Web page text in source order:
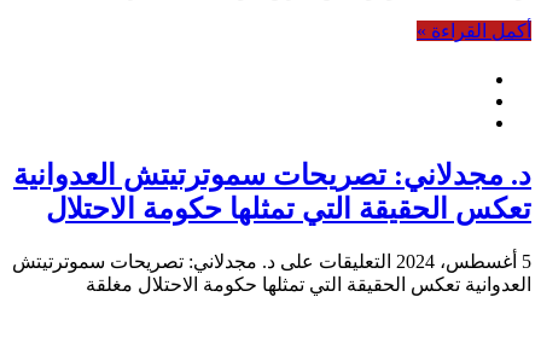
أكمل القراءة »
د. مجدلاني: تصريحات سموترتيتش العدوانية
تعكس الحقيقة التي تمثلها حكومة الاحتلال
5 أغسطس، 2024 التعليقات على د. مجدلاني: تصريحات سموترتيتش
العدوانية تعكس الحقيقة التي تمثلها حكومة الاحتلال مغلقة